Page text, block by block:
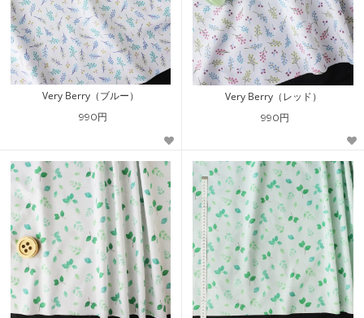
Very Berry（ブルー）
990円
Very Berry（レッド）
990円